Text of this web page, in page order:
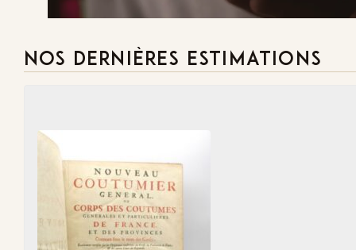
NOS DERNIÈRES ESTIMATIONS